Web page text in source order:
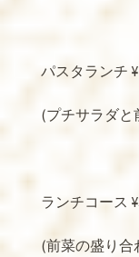
パスタランチ
(プチサラダと
ランチコース
(前菜の盛り合